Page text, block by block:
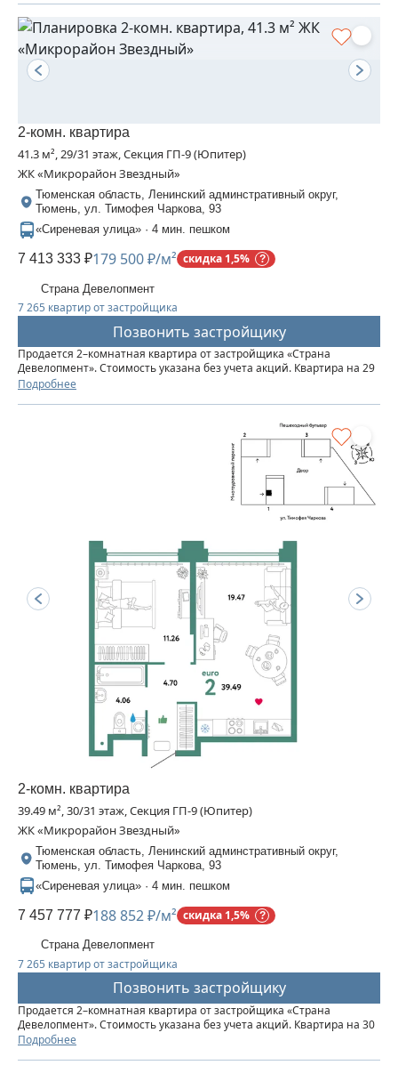
2-комн. квартира
41.3 м², 29/31 этаж, Секция ГП-9 (Юпитер)
ЖК «Микрорайон Звездный»
Тюменская область, Ленинский админстративный округ,
Тюмень, ул. Тимофея Чаркова, 93
«Сиреневая улица» · 4 мин. пешком
7 413 333 ₽179 500 ₽/м² скидка 1,5%
Страна Девелопмент
7 265 квартир от застройщика
Позвонить застройщику
Продается 2–комнатная квартира от застройщика «Страна
Девелопмент». Стоимость указана без учета акций. Квартира на 29
этаже, площадь квартиры 41,3 кв. м. Сдача — в 3 квартале 2025
Подробнее
2-комн. квартира
39.49 м², 30/31 этаж, Секция ГП-9 (Юпитер)
ЖК «Микрорайон Звездный»
Тюменская область, Ленинский админстративный округ,
Тюмень, ул. Тимофея Чаркова, 93
«Сиреневая улица» · 4 мин. пешком
7 457 777 ₽188 852 ₽/м² скидка 1,5%
Страна Девелопмент
7 265 квартир от застройщика
Позвонить застройщику
Продается 2–комнатная квартира от застройщика «Страна
Девелопмент». Стоимость указана без учета акций. Квартира на 30
этаже, площадь квартиры 39,49 кв. м. Сдача — в 3 квартале 2025
Подробнее